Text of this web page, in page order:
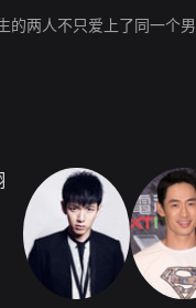
的两人不只爱上了同一个